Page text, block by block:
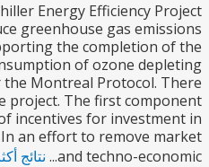
the Chiller Energy Efficiency
reduce greenhouse gas
supporting the completion
of consumption of ozone
under the Montreal Protocol.
to the project. The first
of incentives for
In an effort to remove
and techno- نتائج أكثر